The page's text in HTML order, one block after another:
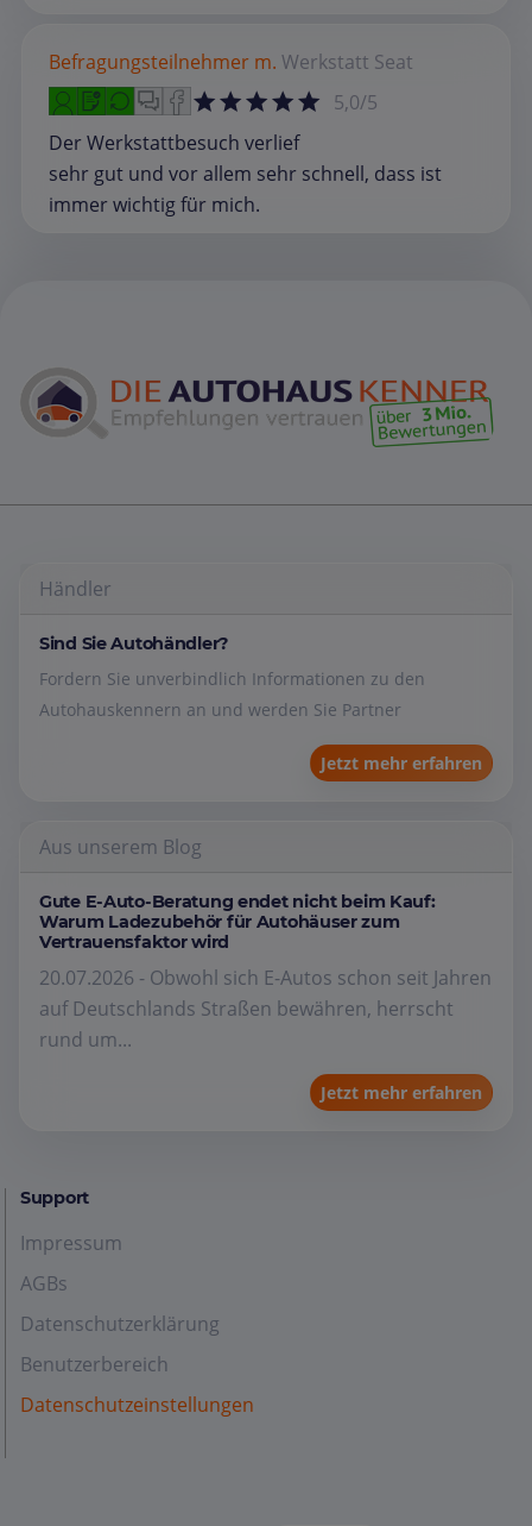
Befragungsteilnehmer m. Werkstatt Seat
5,0/5
Der Werkstattbesuch verlief
sehr gut und vor allem sehr schnell, dass ist
immer wichtig für mich.
Händler
Sind Sie Autohändler?
Fordern Sie unverbindlich Informationen zu den
Autohauskennern an und werden Sie Partner
Jetzt mehr erfahren
Aus unserem Blog
Gute E-Auto-Beratung endet nicht beim Kauf:
Warum Ladezubehör für Autohäuser zum
Vertrauensfaktor wird
20.07.2026 - Obwohl sich E-Autos schon seit Jahren
auf Deutschlands Straßen bewähren, herrscht
rund um...
Jetzt mehr erfahren
Support
Impressum
AGBs
Datenschutzerklärung
Benutzerbereich
Datenschutzeinstellungen